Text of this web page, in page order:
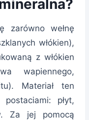
zarówno wełnę
włókien),
z włókien
wapiennego,
Materiał ten
płyt,
Za jej pomocą